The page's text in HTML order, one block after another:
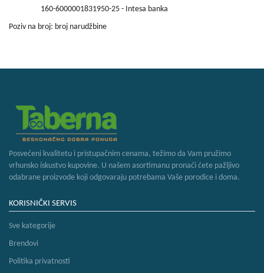
Odeća,
decu
160-6000001831950-25 - Intesa banka
Poziv na broj: broj narudžbine
Posvećeni kvalitetu i pristupačnim cenama, težimo da Vam pružimo
vrhunsko iskustvo kupovine. U našem asortimanu pronaći ćete pažljivo
odabrane proizvode koji odgovaraju potrebama Vaše porodice i doma.
KORISNIČKI SERVIS
Sve kategorije
Brendovi
Politika privatnosti